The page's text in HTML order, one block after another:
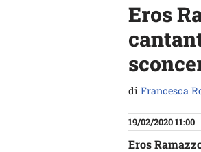
Eros
di Francesca
19/02/2020 11:00
Eros